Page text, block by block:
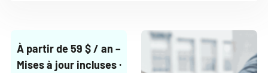
À partir de 59 $ / an –
Mises à jour incluses ·